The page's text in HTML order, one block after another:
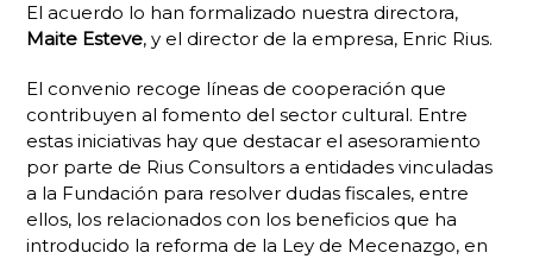
El acuerdo lo han formalizado nuestra directora,
Maite Esteve, y el director de la empresa, Enric Rius.
El convenio recoge líneas de cooperación que
contribuyen al fomento del sector cultural. Entre
estas iniciativas hay que destacar el asesoramiento
por parte de Rius Consultors a entidades vinculadas
a la Fundación para resolver dudas fiscales, entre
ellos, los relacionados con los beneficios que ha
introducido la reforma de la Ley de Mecenazgo, en